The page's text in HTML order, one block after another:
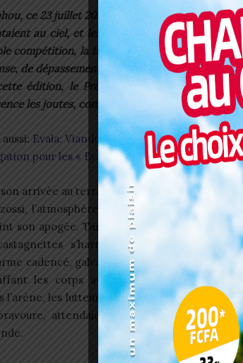
ce 23 juillet 2025, le sol tremblait sous les
au ciel, et les cris de supporters faisaient
compétition, la finale des luttes
de dépassement de soi et de fierté
édition, le Président du Conseil, Faure
les joutes, confirmant encore une fois son
Evala: Viande du chien, option ou
pour les « Evalous »?
arrivée au terrain cantonal de l’EPP
l’atmosphère, déjà surchauffée, a
son apogée. Tambours, gongs, flûtes
s’harmonisaient dans un
cadencé, galvanisant les esprits et
les corps avant l’affrontement.
l’arène, les lutteurs, habités d’un esprit
attendaient le signal du chef